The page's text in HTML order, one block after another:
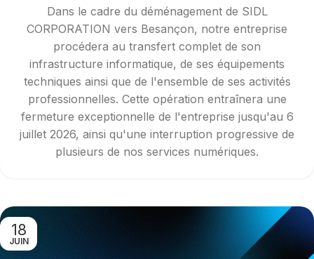
Dans le cadre du déménagement de SIDL
CORPORATION vers Besançon, notre entreprise
procédera au transfert complet de son
infrastructure informatique, de ses équipements
techniques ainsi que de l'ensemble de ses activités
professionnelles. Cette opération entraînera une
fermeture exceptionnelle de l'entreprise jusqu'au 6
juillet 2026, ainsi qu'une interruption progressive de
plusieurs de nos services numériques.
18
JUIN